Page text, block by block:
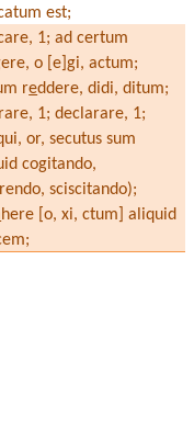
est;
1; ad certum
o [e]gi, actum;
reddere, didi, ditum;
1; declarare, 1;
or, secutus sum
cogitando,
sciscitando);
here [o, xi, ctum] aliquid